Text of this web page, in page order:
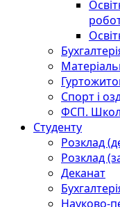
Спорт і
ФСП.
Студенту
Розклад
Розклад
Деканат
Науково-